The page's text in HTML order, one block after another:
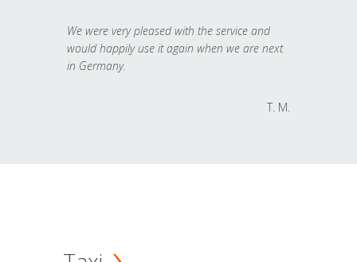
We were very pleased with the service and
would happily use it again when we are next
in Germany.
T. M.